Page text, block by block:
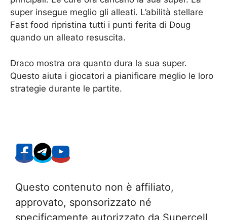
super insegue meglio gli alleati. L’abilità stellare
Fast food ripristina tutti i punti ferita di Doug
quando un alleato resuscita.
Draco mostra ora quanto dura la sua super.
Questo aiuta i giocatori a pianificare meglio le loro
strategie durante le partite.
Questo contenuto non è affiliato,
approvato, sponsorizzato né
specificamente autorizzato da Supercell,